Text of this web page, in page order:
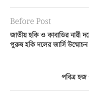
Before Post
জাতীয় হকি ও কাবাডির নারী
পুরুষ হকি দলের জার্সি
পবিত্র